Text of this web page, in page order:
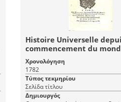
Histoire Universelle
commencement du
présent: Tome Sixieme (6)
Moderne - Histoire
Χρονολόγηση
1782
Τύπος τεκμηρίου
Σελίδα τίτλου
Δημιουργός